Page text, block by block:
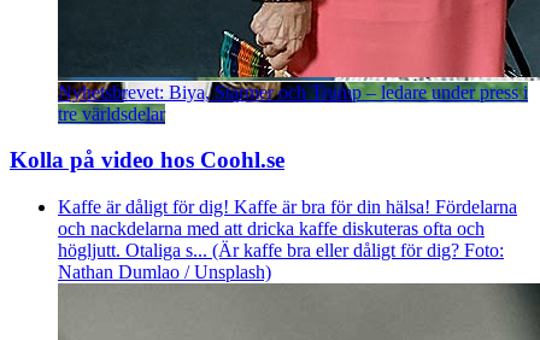
Nyhetsbrevet: Biya, Starmer och Trump – ledare under press i
tre världsdelar
Kolla på video hos Coohl.se
Kaffe är dåligt för dig! Kaffe är bra för din hälsa! Fördelarna
och nackdelarna med att dricka kaffe diskuteras ofta och
högljutt. Otaliga s... (Är kaffe bra eller dåligt för dig? Foto:
Nathan Dumlao / Unsplash)